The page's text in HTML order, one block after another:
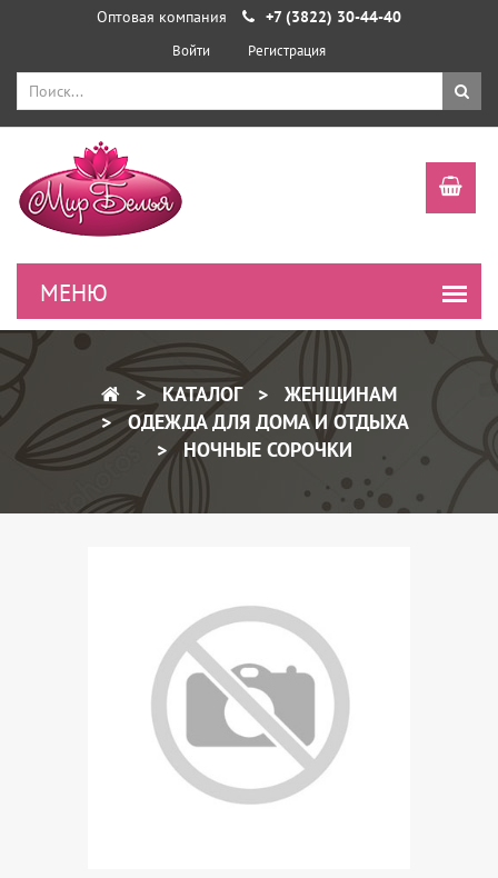
Оптовая компания +7 (3822) 30-44-40
Войти Регистрация
КАТАЛОГ
ЖЕНЩИНАМ
ОДЕЖДА ДЛЯ ДОМА И ОТДЫХА
НОЧНЫЕ СОРОЧКИ